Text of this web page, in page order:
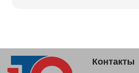
Контакты